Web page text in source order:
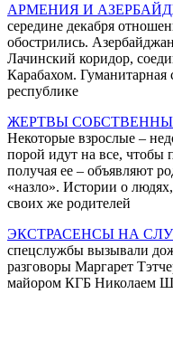
АРМЕНИЯ И
середине декабря
обострились.
Лачинский коридор,
Карабахом. Гуманитарная
республике
ЖЕРТВЫ
Некоторые взрослые –
порой идут на все, чтобы
получая ее – объявляют
«назло». Истории о
своих же родителей
ЭКСТРАСЕНСЫ НА
спецслужбы вызывали
разговоры Маргарет
майором КГБ Николаем